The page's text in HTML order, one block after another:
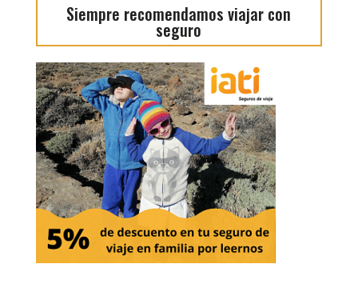
Siempre recomendamos viajar con
seguro